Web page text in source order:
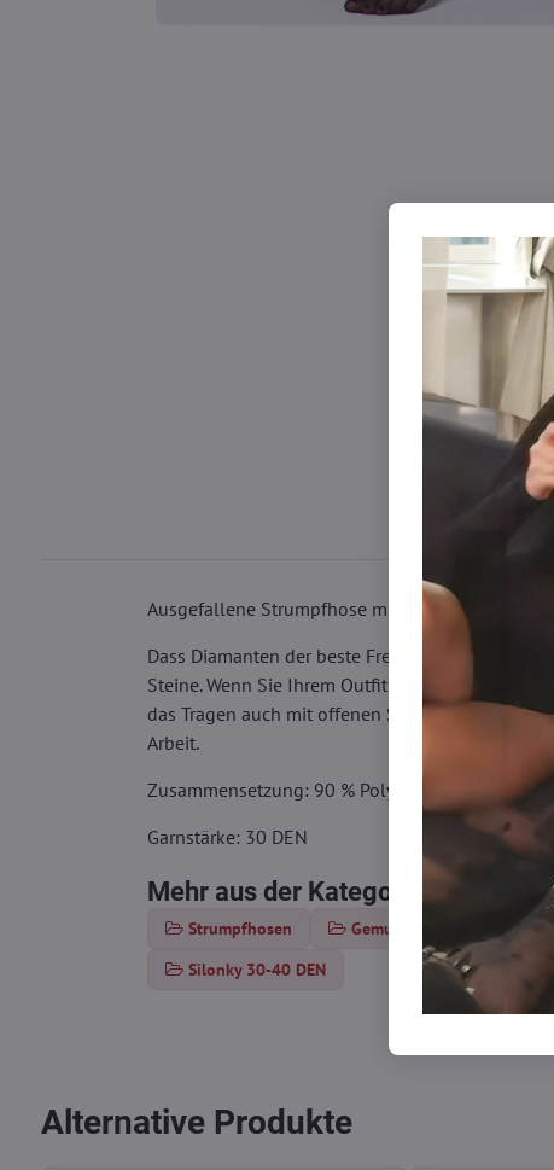
Ausgefallene Strumpfhose mit Diamanten.
Dass Diamanten der beste Freund einer Frau
Steine. Wenn Sie Ihrem Outfit Eleganz
das Tragen auch mit offenen Schuhen. Die
Arbeit.
Zusammensetzung: 90 % Polyamid, 9 % Elastan,
Garnstärke: 30 DEN
Mehr aus der Kategorie
Strumpfhosen Gemusterte Strumpfhosen
Silonky 30-40 DEN
Alternative Produkte